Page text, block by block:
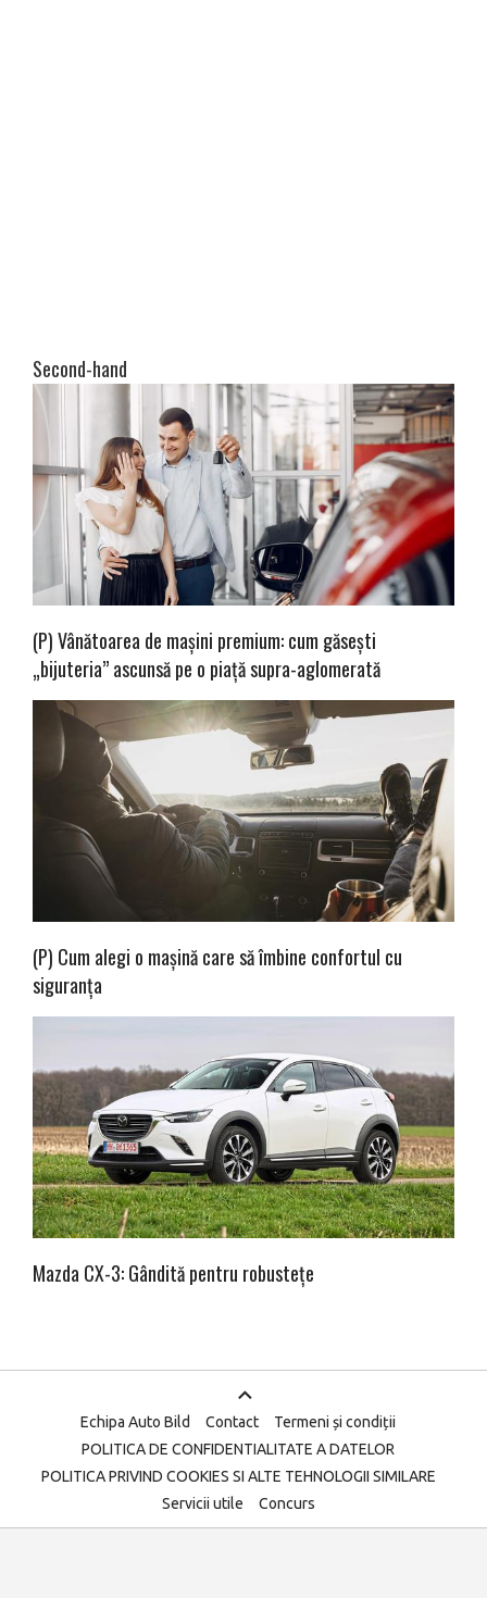
Second-hand
(P) Vânătoarea de mașini premium: cum găsești
„bijuteria” ascunsă pe o piață supra-aglomerată
(P) Cum alegi o mașină care să îmbine confortul cu
siguranța
Mazda CX-3: Gândită pentru robustețe
Echipa Auto Bild Contact
Termeni și condiții
POLITICA DE CONFIDENTIALITATE A DATELOR
POLITICA PRIVIND COOKIES SI ALTE TEHNOLOGII SIMILARE
Servicii utile
Concurs